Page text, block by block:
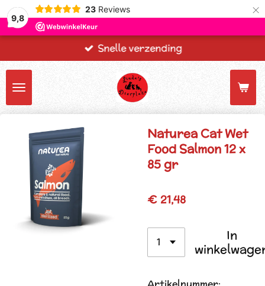
9,8
23 Reviews ×
Snelle verzending
Naturea Cat Wet
Food Salmon 12 x
85 gr
€ 21,48
In